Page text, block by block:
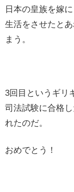
日本の皇族を嫁
生活をさせたと
まう。
3回目というギリ
司法試験に合格
れたのだ。
おめでとう！